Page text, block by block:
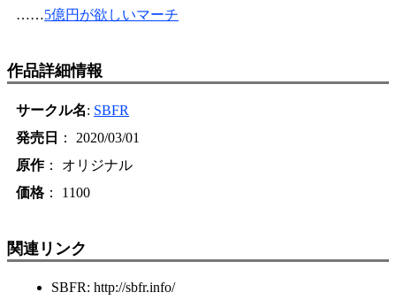
……5億円が欲しいマーチ
作品詳細情報
サークル名: SBFR
発売日
： 2020/03/01
原作： オリジナル
価格： 1100
関連リンク
SBFR: http://sbfr.info/